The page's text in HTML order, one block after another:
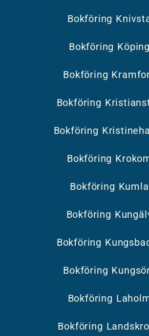
Bokföring
Bokföring Köping
Bokföring
Bokföring
Bokföring
Bokföring
Bokföring Kumla
Bokföring
Bokföring
Bokföring
Bokföring
Bokföring